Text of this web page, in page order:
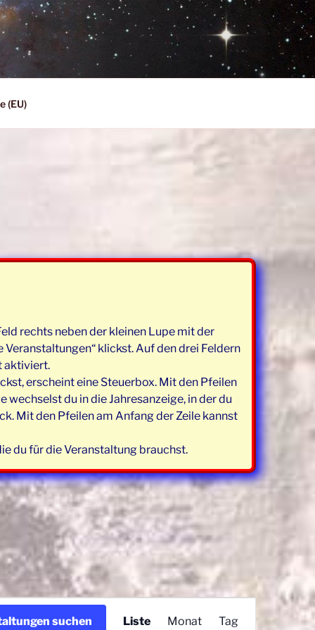
(EU)
rechts neben der kleinen Lupe mit der
klickst. Auf den drei Feldern
aktiviert.
erscheint eine Steuerbox. Mit den Pfeilen
du in die Jahresanzeige, in der du
Mit den Pfeilen am Anfang der Zeile kannst
du für die Veranstaltung brauchst.
suchen Liste Monat Tag